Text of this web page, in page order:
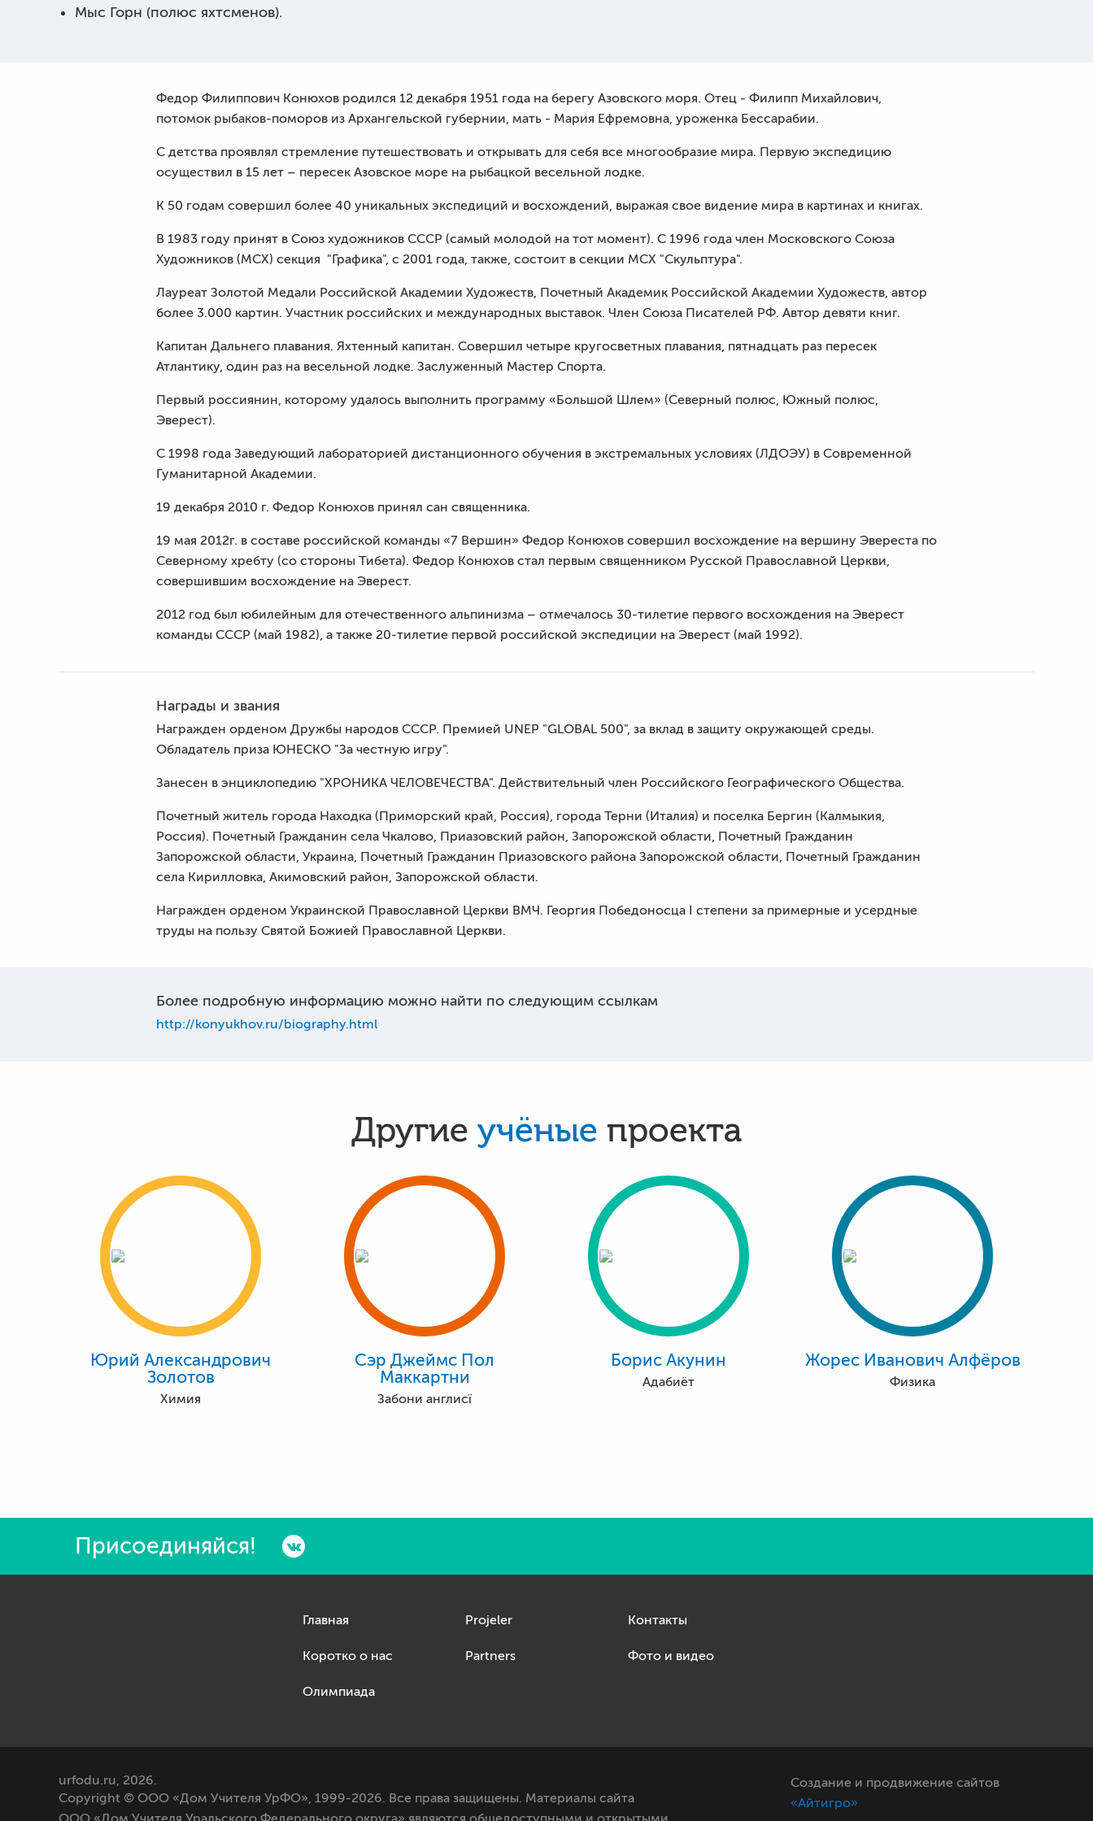
Мыс Горн (полюс яхтсменов).
Федор Филиппович Конюхов родился 12 декабря 1951 года на берегу Азовского моря. Отец - Филипп Михайлович,
потомок рыбаков-поморов из Архангельской губернии, мать - Мария Ефремовна, уроженка Бессарабии.
С детства проявлял стремление путешествовать и открывать для себя все многообразие мира. Первую экспедицию
осуществил в 15 лет – пересек Азовское море на рыбацкой весельной лодке.
К 50 годам совершил более 40 уникальных экспедиций и восхождений, выражая свое видение мира в картинах и книгах.
В 1983 году принят в Союз художников СССР (самый молодой на тот момент). С 1996 года член Московского Союза
Художников (МСХ) секция "Графика", с 2001 года, также, состоит в секции МСХ "Скульптура".
Лауреат Золотой Медали Российской Академии Художеств, Почетный Академик Российской Академии Художеств, автор
более 3.000 картин. Участник российских и международных выставок. Член Союза Писателей РФ. Автор девяти книг.
Капитан Дальнего плавания. Яхтенный капитан. Совершил четыре кругосветных плавания, пятнадцать раз пересек
Атлантику, один раз на весельной лодке. Заслуженный Мастер Спорта.
Первый россиянин, которому удалось выполнить программу «Большой Шлем» (Северный полюс, Южный полюс,
Эверест).
C 1998 года Заведующий лабораторией дистанционного обучения в экстремальных условиях (ЛДОЭУ) в Современной
Гуманитарной Академии.
19 декабря 2010 г. Федор Конюхов принял сан священника.
19 мая 2012г. в составе российской команды «7 Вершин» Федор Конюхов совершил восхождение на вершину Эвереста по
Северному хребту (со стороны Тибета). Федор Конюхов стал первым священником Русской Православной Церкви,
совершившим восхождение на Эверест.
2012 год был юбилейным для отечественного альпинизма – отмечалось 30-тилетие первого восхождения на Эверест
команды СССР (май 1982), а также 20-тилетие первой российской экспедиции на Эверест (май 1992).
Награды и звания
Награжден орденом Дружбы народов СССР. Премией UNEP "GLOBAL 500", за вклад в защиту окружающей среды.
Обладатель приза ЮНЕСКО "За честную игру".
Занесен в энциклопедию "ХРОНИКА ЧЕЛОВЕЧЕСТВА". Действительный член Российского Географического Общества.
Почетный житель города Находка (Приморский край, Россия), города Терни (Италия) и поселка Бергин (Калмыкия,
Россия). Почетный Гражданин села Чкалово, Приазовский район, Запорожской области, Почетный Гражданин
Запорожской области, Украина, Почетный Гражданин Приазовского района Запорожской области, Почетный Гражданин
села Кирилловка, Акимовский район, Запорожской области.
Награжден орденом Украинской Православной Церкви ВМЧ. Георгия Победоносца I степени за примерные и усердные
труды на пользу Святой Божией Православной Церкви.
Более подробную информацию можно найти по следующим ссылкам
http://konyukhov.ru/biography.html
Другие учёные проекта
Юрий Александрович
Золотов
Химия
Сэр Джеймс Пол
Маккартни
Забони англисї
Борис Акунин
Адабиёт
Жорес Иванович Алфёров
Физика
Присоединяйся!
Главная
Коротко о нас
Олимпиада
Projeler
Partners
Контакты
Фото и видео
urfodu.ru, 2026.
Copyright © ООО «Дом Учителя УрФО», 1999-2026. Все права защищены. Материалы сайта
Создание и продвижение сайтов
«Айтигро»